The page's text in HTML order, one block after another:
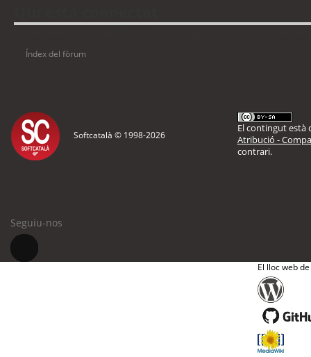
Índex del fòrum
Softcatalà © 1998-2026
El contingut està
Atribució -
contrari.
Seguiu-nos
El lloc web